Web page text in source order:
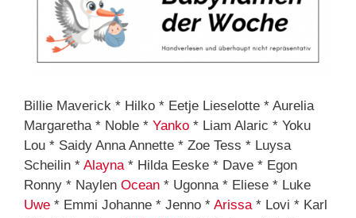
Billie Maverick * Hilko * Eetje Lieselotte * Aurelia
Margaretha * Noble * Yanko * Liam Alaric * Yoku
Lou * Saidy Anna Annette * Zoe Tess * Luysa
Scheilin * Alayna * Hilda Eeske * Dave * Egon
Ronny * Naylen Ocean * Ugonna * Eliese * Luke
Uwe * Emmi Johanne * Jenno * Arissa * Lovi * Karl